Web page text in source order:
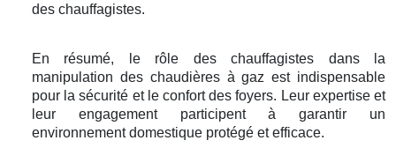
des chauffagistes.
En résumé, le rôle des chauffagistes dans la
manipulation des chaudières à gaz est indispensable
pour la sécurité et le confort des foyers. Leur expertise et
leur engagement participent à garantir un
environnement domestique protégé et efficace.